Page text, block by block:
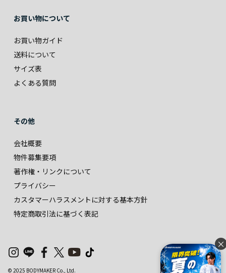
×
お買い物について
お買い物ガイド
送料について
サイズ表
よくある質問
その他
会社概要
物件募集要項
著作権・リンクについて
プライバシー
カスタマーハラスメントに対する基本方針
特定商取引法に基づく表記
© 2025 BODYMAKER Co., Ltd.